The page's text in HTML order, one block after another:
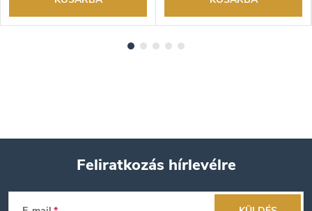
L
Feliratkozás hírlevélre